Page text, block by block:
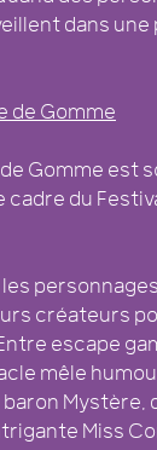
dans
de Gomme
Gomme est
cadre du
créateurs
escape
mêle
Mystère,
Miss